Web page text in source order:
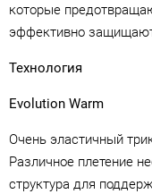
которые
эффективно защищают
Технология
Evolution Warm
Очень эластичный
Различное плетение
структура для